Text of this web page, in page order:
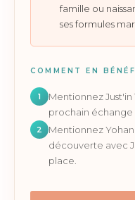
famille ou
ses formules
COMMENT EN
1
Mentionnez Just'in
prochain échange
2
Mentionnez
découverte avec
place.